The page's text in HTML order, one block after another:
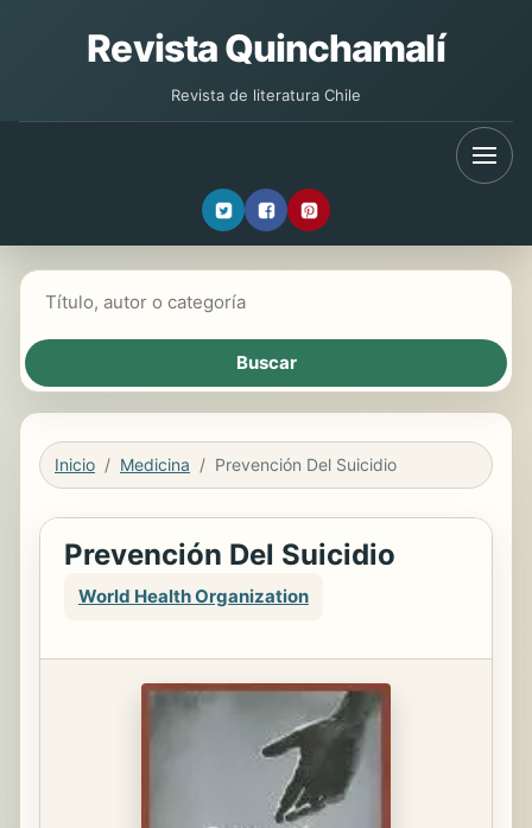
Revista Quinchamalí
Revista de literatura Chile
Inicio Medicina Prevención Del Suicidio
Prevención Del Suicidio
World Health Organization